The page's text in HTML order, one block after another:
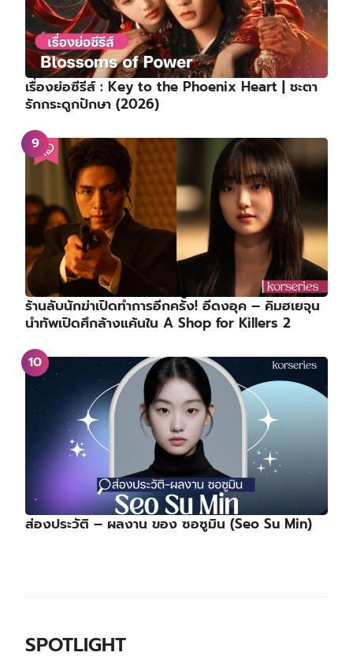
เรื่องย่อซีรีส์ : Key to the Phoenix Heart | ชะตา
รักกระดูกปักษา (2026)
ร้านลับนักฆ่าเปิดทำการอีกครั้ง! อีดงอุค – คิมฮเยจุน
นำทัพเปิดศึกล้างแค้นใน A Shop for Killers 2
ส่องประวัติ – ผลงาน ของ ซอซูมิน (Seo Su Min)
SPOTLIGHT